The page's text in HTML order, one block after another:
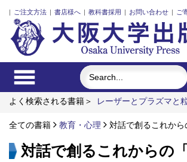
| ご注文方法 | 書店様へ | 教科書採用 | お問い合わせ | ご
よく検索される書籍＞
レーザーとプラズマと
演芸術の世界
固体高分子形燃料電池要素材料
全ての書籍 教育・心理 対話で創るこれから
対話で創るこれからの「